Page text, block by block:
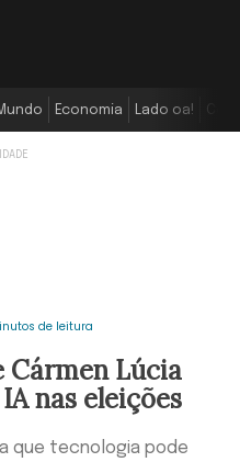
Economia Lado oa!
de leitura
Cármen Lúcia
nas eleições
que tecnologia pode